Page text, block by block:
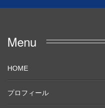
Menu
HOME
プロフィール